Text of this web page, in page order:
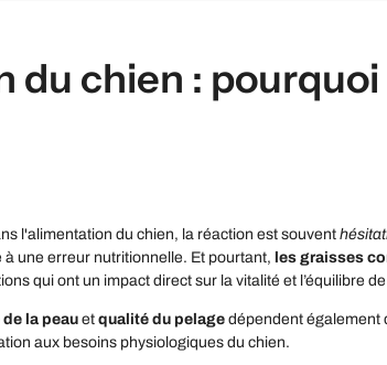
du chien :
l'alimentation du chien, la réaction est souvent
à une erreur nutritionnelle. Et pourtant, les graisses
qui ont un impact direct sur la vitalité et l’équilibre
la peau et qualité du pelage dépendent également
aux besoins physiologiques du chien.